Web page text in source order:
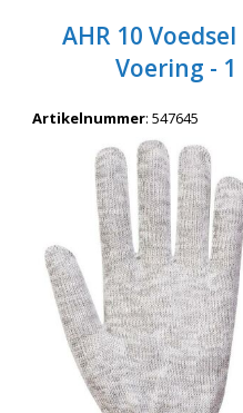
Wil je snel een
AHR 10
Voering -
Artikelnummer: 547645